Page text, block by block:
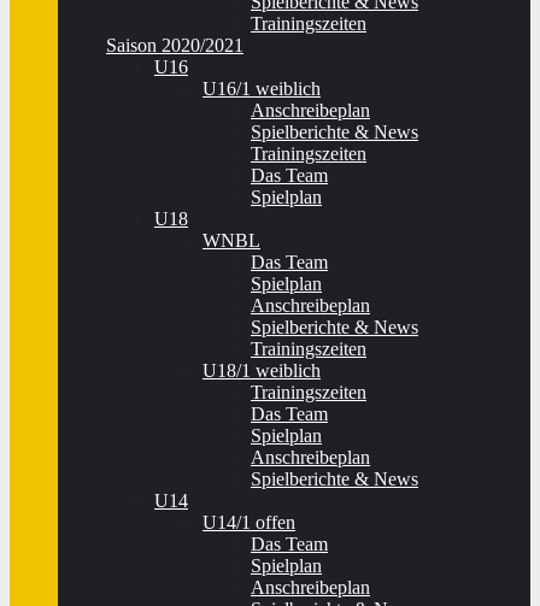
Trainingszeiten
Saison 2020/2021
U16
U16/1 weiblich
Anschreibeplan
Spielberichte & News
Trainingszeiten
Das Team
Spielplan
U18
WNBL
Das Team
Spielplan
Anschreibeplan
Spielberichte & News
Trainingszeiten
U18/1 weiblich
Trainingszeiten
Das Team
Spielplan
Anschreibeplan
Spielberichte & News
U14
U14/1 offen
Das Team
Spielplan
Anschreibeplan